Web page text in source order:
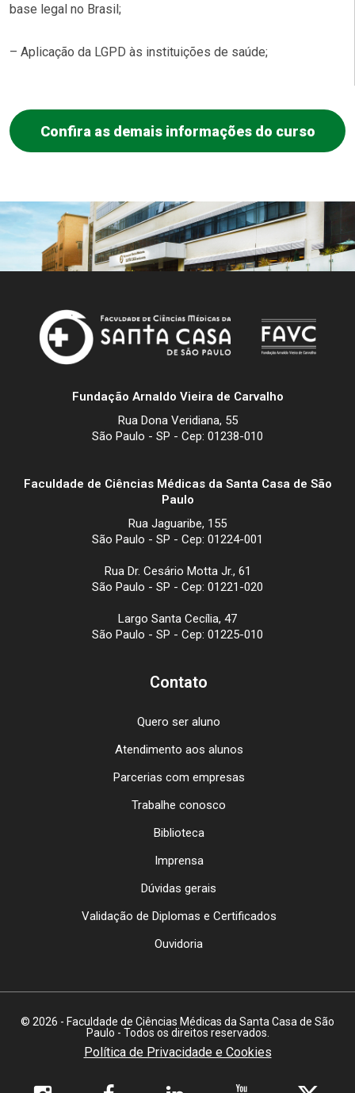
base legal no Brasil;
– Aplicação da LGPD às instituições de saúde;
Confira as demais informações do curso
Fundação Arnaldo Vieira de Carvalho
Rua Dona Veridiana, 55
São Paulo - SP - Cep: 01238-010
Faculdade de Ciências Médicas da Santa Casa de São
Paulo
Rua Jaguaribe, 155
São Paulo - SP - Cep: 01224-001
Rua Dr. Cesário Motta Jr., 61
São Paulo - SP - Cep: 01221-020
Largo Santa Cecília, 47
São Paulo - SP - Cep: 01225-010
Contato
Quero ser aluno
Atendimento aos alunos
Parcerias com empresas
Trabalhe conosco
Biblioteca
Imprensa
Dúvidas gerais
Validação de Diplomas e Certificados
Ouvidoria
© 2026 - Faculdade de Ciências Médicas da Santa Casa de São
Paulo - Todos os direitos reservados.
Política de Privacidade e Cookies